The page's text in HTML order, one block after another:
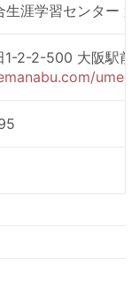
涯学習センター
1-2-2-500 大阪駅